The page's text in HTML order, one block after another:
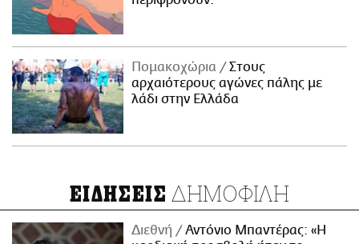
Πομακοχώρια
Στους
αρχαιότερους αγώνες πάλης με
λάδι στην Ελλάδα
ΕΙΔΗΣΕΙΣ ΔΗΜΟΦΙΛΗ
Διεθνή
Αντόνιο Μπαντέρας: «Η